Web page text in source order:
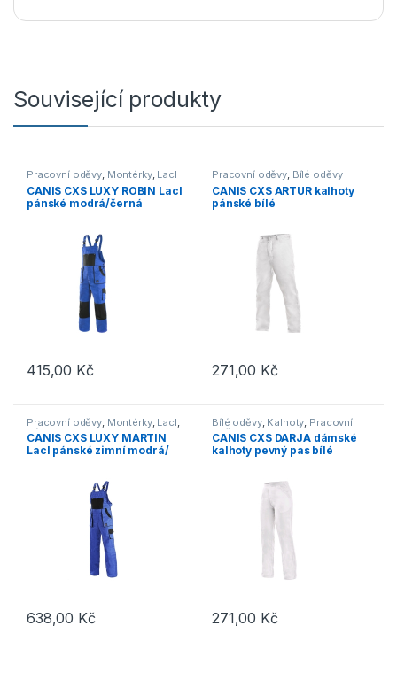
Související produkty
Pracovní oděvy, Montérky, Lacl
CANIS CXS LUXY ROBIN Lacl
pánské modrá/černá
415,00 Kč
Tento produkt má více variant. Možnosti lze vybrat na stránce
Pracovní oděvy, Bílé oděvy
CANIS CXS ARTUR kalhoty
pánské bílé
271,00 Kč
Tento produkt má více
Pracovní oděvy Montérky, Lacl
Výprodej
CANIS CXS LUXY MARTIN
Lacl pánské zimní modrá/
638,00 Kč
Tento produkt má více variant. Možnosti lze vybrat na stránce
Bílé oděvy, Kalhoty Pracovní
oděvy
CANIS CXS DARJA dámské
kalhoty pevný pas bílé
271,00 Kč
Tento produkt má více